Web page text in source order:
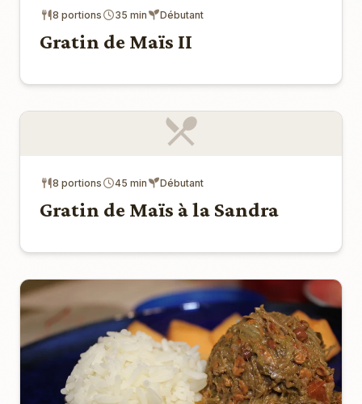
8 portions 35 min Débutant
Gratin de Maïs II
8 portions 45 min Débutant
Gratin de Maïs à la Sandra